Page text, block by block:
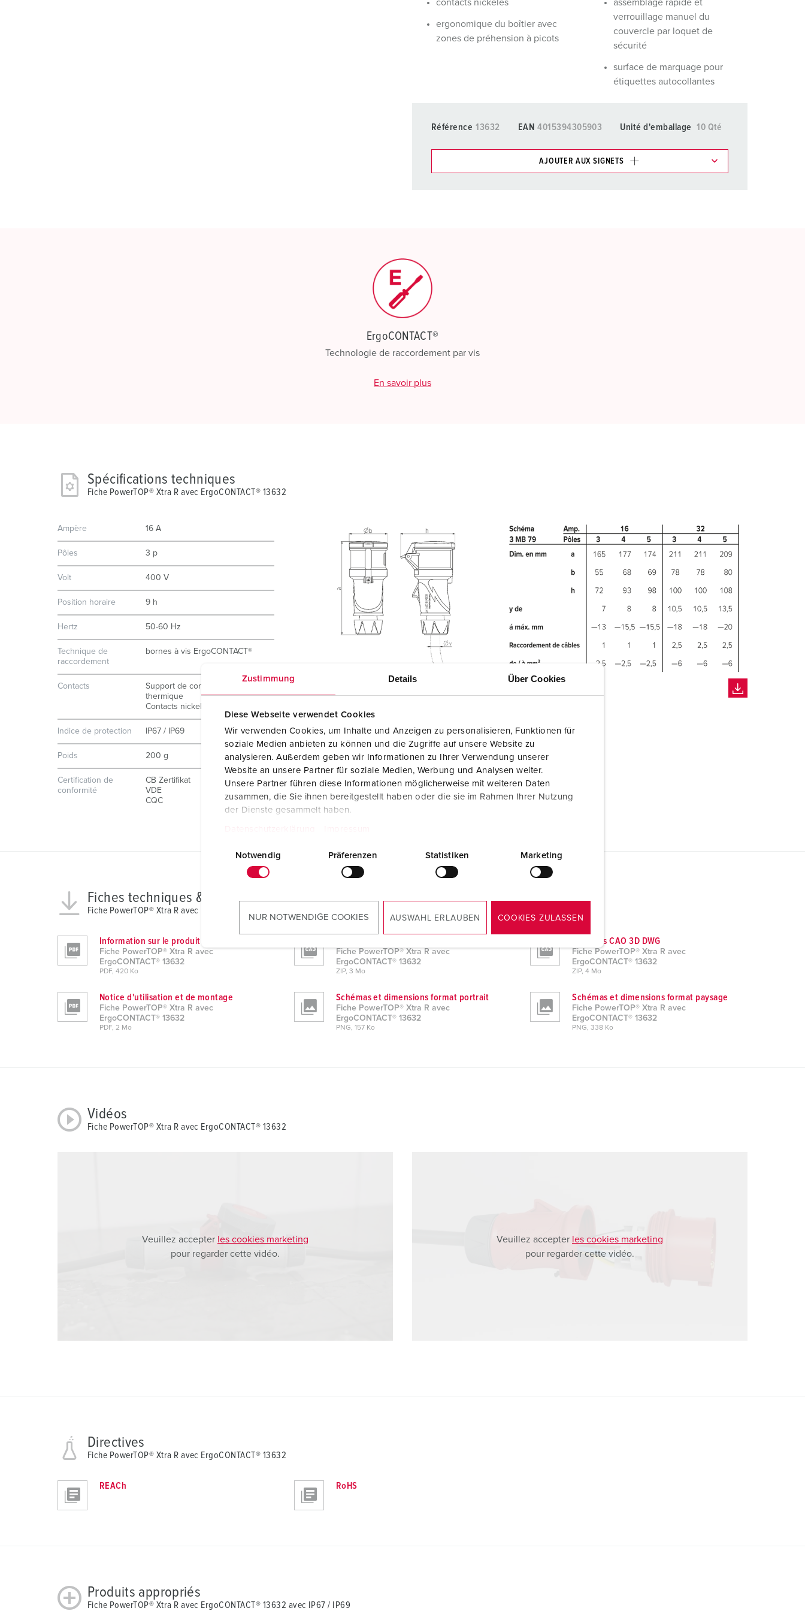
Zustimmung Details Über Cookies
Diese Webseite verwendet Cookies
Wir verwenden Cookies, um Inhalte und Anzeigen zu personalisieren, Funktionen für
soziale Medien anbieten zu können und die Zugriffe auf unsere Website zu
analysieren. Außerdem geben wir Informationen zu Ihrer Verwendung unserer
Website an unsere Partner für soziale Medien, Werbung und Analysen weiter.
Unsere Partner führen diese Informationen möglicherweise mit weiteren Daten
zusammen, die Sie ihnen bereitgestellt haben oder die sie im Rahmen Ihrer Nutzung
der Dienste gesammelt haben.
g
g
Notwendig Präferenzen Statistiken Marketing
NUR NOTWENDIGE COOKIES AUSWAHL ERLAUBEN COOKIES ZULASSEN
contacts nickelés
ergonomique du boîtier avec
zones de préhension à picots
assemblage rapide et
verrouillage manuel du
couvercle par loquet de
sécurité
surface de marquage pour
étiquettes autocollantes
Référence 13632 EAN 4015394305903 Unité d'emballage 10 Qté
AJOUTER AUX SIGNETS
ErgoCONTACT®
Technologie de raccordement par vis
En savoir plus
Spécifications techniques
Fiche PowerTOP® Xtra R avec ErgoCONTACT® 13632
Ampère 16 A
Pôles 3 p
Volt 400 V
Position horaire 9 h
Hertz 50-60 Hz
Technique de
raccordement
bornes à vis ErgoCONTACT®
Contacts
Support de contacts à haute tenue
thermique
Contacts nickelés
Indice de protection IP67 / IP69
Poids 200 g
Certification de
conformité
CB Zertifikat
VDE
CQC
Fiches techniques & téléchargements
Fiche PowerTOP® Xtra R avec ErgoCONTACT® 13632
Information sur le produit
Fiche PowerTOP® Xtra R avec
ErgoCONTACT® 13632
PDF, 420 Ko
Fiche PowerTOP® Xtra R avec
ErgoCONTACT® 13632
ZIP, 3 Mo
Données CAO 3D DWG
Fiche PowerTOP® Xtra R avec
ErgoCONTACT® 13632
ZIP, 4 Mo
Notice d'utilisation et de montage
Fiche PowerTOP® Xtra R avec
ErgoCONTACT® 13632
PDF, 2 Mo
Schémas et dimensions format portrait
Fiche PowerTOP® Xtra R avec
ErgoCONTACT® 13632
PNG, 157 Ko
Schémas et dimensions format paysage
Fiche PowerTOP® Xtra R avec
ErgoCONTACT® 13632
PNG, 338 Ko
Vidéos
Fiche PowerTOP® Xtra R avec ErgoCONTACT® 13632
Veuillez accepter les cookies marketing
pour regarder cette vidéo.
Veuillez accepter les cookies marketing
pour regarder cette vidéo.
Directives
Fiche PowerTOP® Xtra R avec ErgoCONTACT® 13632
REACh RoHS
Produits appropriés
Fiche PowerTOP® Xtra R avec ErgoCONTACT® 13632 avec IP67 / IP69